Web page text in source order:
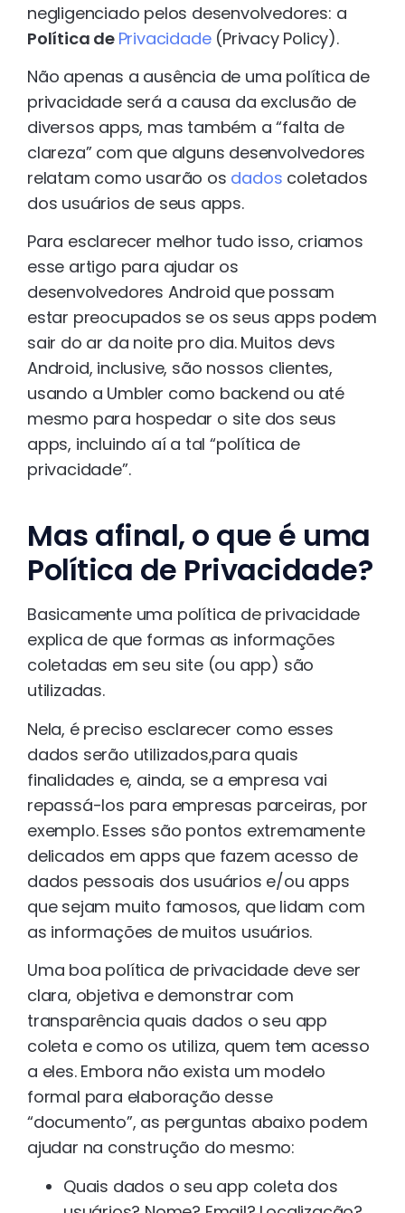
negligenciado pelos desenvolvedores: a
Política de Privacidade(Privacy Policy).
Não apenas a ausência de uma política de
privacidade será a causa da exclusão de
diversos apps, mas também a “falta de
clareza” com que alguns desenvolvedores
relatam como usarão os dados coletados
dos usuários de seus apps.
Para esclarecer melhor tudo isso, criamos
esse artigo para ajudar os
desenvolvedores Android que possam
estar preocupados se os seus apps podem
sair do ar da noite pro dia. Muitos devs
Android, inclusive, são nossos clientes,
usando a Umbler como backend ou até
mesmo para hospedar o site dos seus
apps, incluindo aí a tal “política de
privacidade”.
Mas afinal, o que é uma
Política de Privacidade?
Basicamente uma política de privacidade
explica de que formas as informações
coletadas em seu site (ou app) são
utilizadas.
Nela, é preciso esclarecer como esses
dados serão utilizados,para quais
finalidades e, ainda, se a empresa vai
repassá-los para empresas parceiras, por
exemplo. Esses são pontos extremamente
delicados em apps que fazem acesso de
dados pessoais dos usuários e/ou apps
que sejam muito famosos, que lidam com
as informações de muitos usuários.
Uma boa política de privacidade deve ser
clara, objetiva e demonstrar com
transparência quais dados o seu app
coleta e como os utiliza, quem tem acesso
a eles. Embora não exista um modelo
formal para elaboração desse
“documento”, as perguntas abaixo podem
ajudar na construção do mesmo:
Quais dados o seu app coleta dos